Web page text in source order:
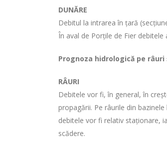
DUNĂRE
Debitul la intrarea în țară
În aval de Porțile de Fier
Prognoza hidrologică pe
RÂURI
Debitele vor fi, în general, în
propagării. Pe râurile din
debitele vor fi relativ staționare,
scădere.